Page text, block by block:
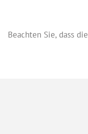
Beachten Sie, dass die